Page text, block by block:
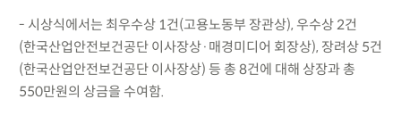
- 시상식에서는 최우수상 1건(고용노동부 장관상), 우수상 2건
(한국산업안전보건공단 이사장상·매경미디어 회장상), 장려상 5건
(한국산업안전보건공단 이사장상) 등 총 8건에 대해 상장과 총
550만원의 상금을 수여함.